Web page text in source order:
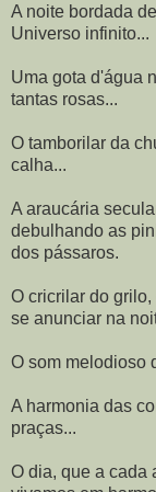
A noite bordada
Universo infinito...
Uma gota d'água
tantas rosas...
O tamborilar da
calha...
A araucária
debulhando as
dos pássaros.
O cricrilar do
se anunciar na
O som melodioso
A harmonia das
praças...
O dia, que a cada